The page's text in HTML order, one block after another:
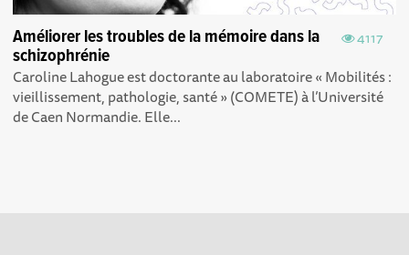
4117
Améliorer les troubles de la mémoire dans la
schizophrénie
Caroline Lahogue est doctorante au laboratoire « Mobilités :
vieillissement, pathologie, santé » (COMETE) à l’Université
de Caen Normandie. Elle...